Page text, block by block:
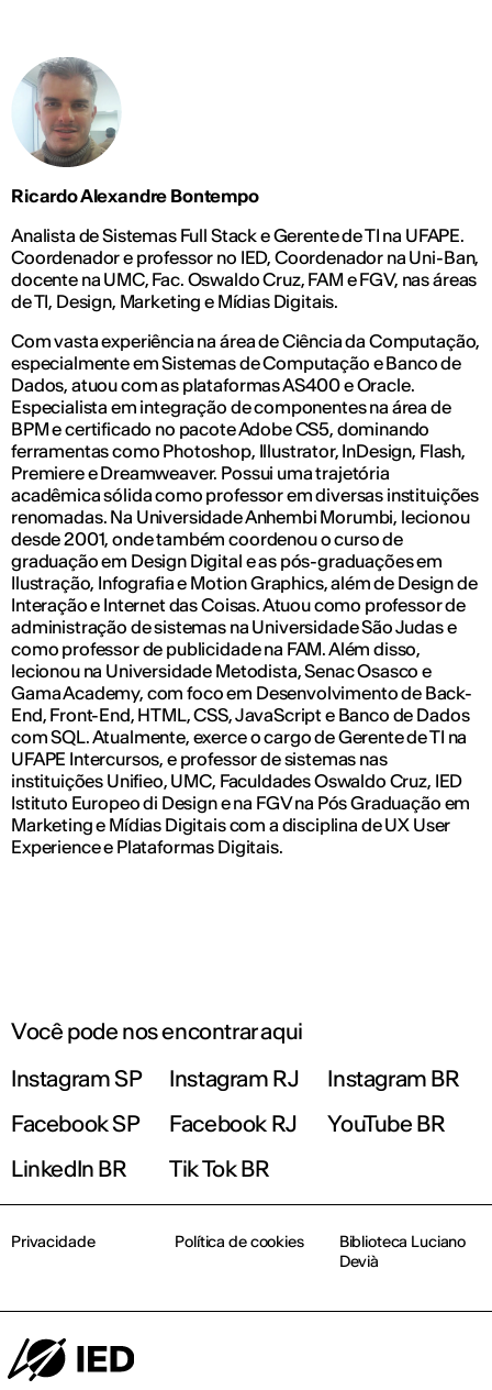
Ricardo Alexandre Bontempo
Analista de Sistemas Full Stack e Gerente de TI na UFAPE.
Coordenador e professor no IED, Coordenador na Uni-Ban,
docente na UMC, Fac. Oswaldo Cruz, FAM e FGV, nas áreas
de TI, Design, Marketing e Mídias Digitais.
Com vasta experiência na área de Ciência da Computação,
especialmente em Sistemas de Computação e Banco de
Dados, atuou com as plataformas AS400 e Oracle.
Especialista em integração de componentes na área de
BPM e certificado no pacote Adobe CS5, dominando
ferramentas como Photoshop, Illustrator, InDesign, Flash,
Premiere e Dreamweaver. Possui uma trajetória
acadêmica sólida como professor em diversas instituições
renomadas. Na Universidade Anhembi Morumbi, lecionou
desde 2001, onde também coordenou o curso de
graduação em Design Digital e as pós-graduações em
Ilustração, Infografia e Motion Graphics, além de Design de
Interação e Internet das Coisas. Atuou como professor de
administração de sistemas na Universidade São Judas e
como professor de publicidade na FAM. Além disso,
lecionou na Universidade Metodista, Senac Osasco e
Gama Academy, com foco em Desenvolvimento de Back-
End, Front-End, HTML, CSS, JavaScript e Banco de Dados
com SQL. Atualmente, exerce o cargo de Gerente de TI na
UFAPE Intercursos, e professor de sistemas nas
instituições Unifieo, UMC, Faculdades Oswaldo Cruz, IED
Istituto Europeo di Design e na FGV na Pós Graduação em
Marketing e Mídias Digitais com a disciplina de UX User
Experience e Plataformas Digitais.
Você pode nos encontrar aqui
Instagram SP
Instagram RJ
Instagram BR
Facebook SP
Facebook RJ
YouTube BR
LinkedIn BR
Tik Tok BR
Privacidade Política de cookies
Biblioteca Luciano
Devià